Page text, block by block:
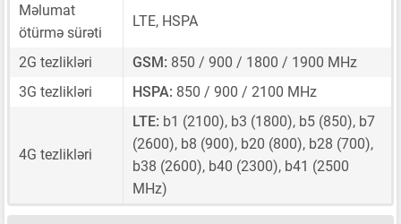
Məlumat
ötürmə sürəti
LTE, HSPA
2G tezlikləri GSM: 850 / 900 / 1800 / 1900 MHz
3G tezlikləri
HSPA: 850 / 900 / 2100 MHz
4G tezlikləri
LTE: b1 (2100), b3 (1800), b5 (850), b7
(2600), b8 (900), b20 (800), b28 (700),
b38 (2600), b40 (2300), b41 (2500
MHz)